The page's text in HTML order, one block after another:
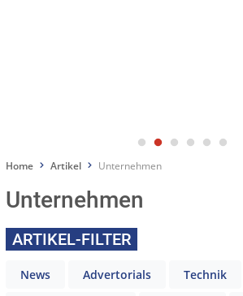
Home Artikel Unternehmen
Unternehmen
ARTIKEL-FILTER
News Advertorials Technik